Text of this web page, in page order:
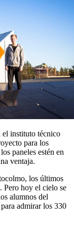
el instituto técnico
para los
paneles estén en
ventaja.
los últimos
Pero hoy el cielo se
alumnos del
admirar los 330